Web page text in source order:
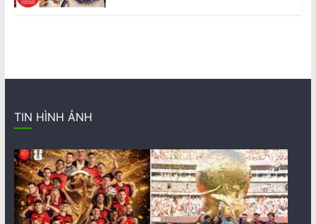
TIN HÌNH ẢNH